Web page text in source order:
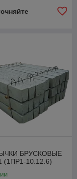
БРУСКОВЫЕ
(1ПР1-10.12.6)